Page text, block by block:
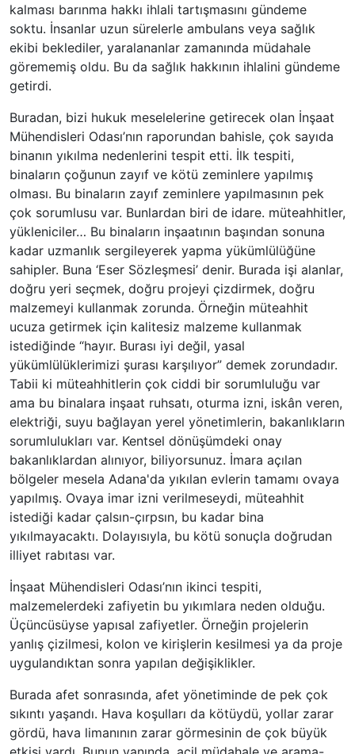
kalması barınma hakkı ihlali tartışmasını gündeme
soktu. İnsanlar uzun sürelerle ambulans veya sağlık
ekibi beklediler, yaralananlar zamanında müdahale
görememiş oldu. Bu da sağlık hakkının ihlalini gündeme
getirdi.
Buradan, bizi hukuk meselelerine getirecek olan İnşaat
Mühendisleri Odası’nın raporundan bahisle, çok sayıda
binanın yıkılma nedenlerini tespit etti. İlk tespiti,
binaların çoğunun zayıf ve kötü zeminlere yapılmış
olması. Bu binaların zayıf zeminlere yapılmasının pek
çok sorumlusu var. Bunlardan biri de idare. müteahhitler,
yükleniciler… Bu binaların inşaatının başından sonuna
kadar uzmanlık sergileyerek yapma yükümlülüğüne
sahipler. Buna ‘Eser Sözleşmesi’ denir. Burada işi alanlar,
doğru yeri seçmek, doğru projeyi çizdirmek, doğru
malzemeyi kullanmak zorunda. Örneğin müteahhit
ucuza getirmek için kalitesiz malzeme kullanmak
istediğinde “hayır. Burası iyi değil, yasal
yükümlülüklerimizi şurası karşılıyor” demek zorundadır.
Tabii ki müteahhitlerin çok ciddi bir sorumluluğu var
ama bu binalara inşaat ruhsatı, oturma izni, iskân veren,
elektriği, suyu bağlayan yerel yönetimlerin, bakanlıkların
sorumlulukları var. Kentsel dönüşümdeki onay
bakanlıklardan alınıyor, biliyorsunuz. İmara açılan
bölgeler mesela Adana'da yıkılan evlerin tamamı ovaya
yapılmış. Ovaya imar izni verilmeseydi, müteahhit
istediği kadar çalsın-çırpsın, bu kadar bina
yıkılmayacaktı. Dolayısıyla, bu kötü sonuçla doğrudan
illiyet rabıtası var.
İnşaat Mühendisleri Odası’nın ikinci tespiti,
malzemelerdeki zafiyetin bu yıkımlara neden olduğu.
Üçüncüsüyse yapısal zafiyetler. Örneğin projelerin
yanlış çizilmesi, kolon ve kirişlerin kesilmesi ya da proje
uygulandıktan sonra yapılan değişiklikler.
Burada afet sonrasında, afet yönetiminde de pek çok
sıkıntı yaşandı. Hava koşulları da kötüydü, yollar zarar
gördü, hava limanının zarar görmesinin de çok büyük